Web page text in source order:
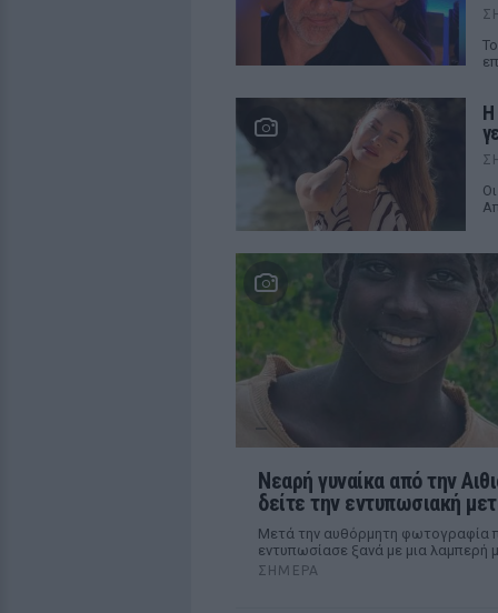
Η
Νεαρή γυναίκα από την
δείτε την εντυπωσιακή
Μετά την αυθόρμητη φωτογραφία
εντυπωσίασε ξανά με μια
ΣΉΜΕΡΑ